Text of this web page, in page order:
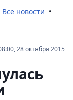
Все новости
28 октября 2015